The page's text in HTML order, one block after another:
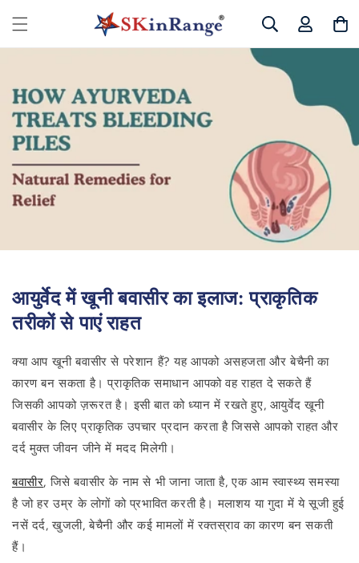
सामग्री
पर बढ़ने
के लिए
इन
कार्ट
आयुर्वेद में खूनी बवासीर का इलाज: प्राकृतिक
तरीकों से पाएं राहत
क्या आप खूनी बवासीर से परेशान हैं? यह आपको असहजता और बेचैनी का
कारण बन सकता है। प्राकृतिक समाधान आपको वह राहत दे सकते हैं
जिसकी आपको ज़रूरत है। इसी बात को ध्यान में रखते हुए, आयुर्वेद खूनी
बवासीर के लिए प्राकृतिक उपचार प्रदान करता है जिससे आपको राहत और
दर्द मुक्त जीवन जीने में मदद मिलेगी।
बवासीर, जिसे बवासीर के नाम से भी जाना जाता है, एक आम स्वास्थ्य समस्या
है जो हर उम्र के लोगों को प्रभावित करती है। मलाशय या गुदा में ये सूजी हुई
नसें दर्द, खुजली, बेचैनी और कई मामलों में रक्तस्राव का कारण बन सकती
हैं।